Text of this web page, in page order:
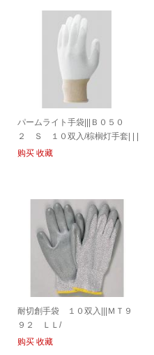
パームライト手袋|||Ｂ０５０
２ Ｓ １０双入/棕榈灯手套| | |
S 10 B0502双输入
购买 收藏
耐切創手袋 １０双入|||ＭＴ９
９２ ＬＬ/
购买 收藏